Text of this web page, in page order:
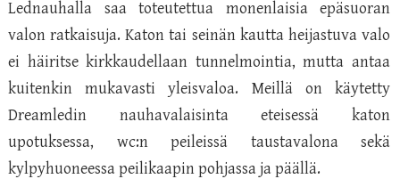
Lednauhalla saa toteutettua monenlaisia epäsuoran
valon ratkaisuja. Katon tai seinän kautta heijastuva valo
ei häiritse kirkkaudellaan tunnelmointia, mutta antaa
kuitenkin mukavasti yleisvaloa. Meillä on käytetty
Dreamledin nauhavalaisintaeteisessä katon
upotuksessa, wc:n peileissä taustavalona sekä
kylpyhuoneessa peilikaapin pohjassa ja päällä.